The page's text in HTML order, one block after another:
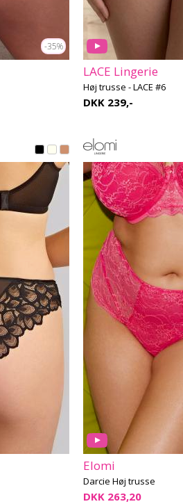
-35%
LACE Lingerie
Høj trusse - LACE #6
DKK 239,-
Elomi
Darcie Høj trusse
DKK 263,20